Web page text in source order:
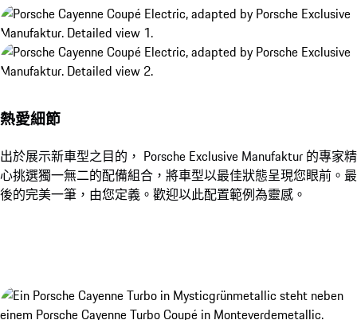
熱愛細節
出於展示新車型之目的， Porsche Exclusive Manufaktur 的專家精
心挑選獨一無二的配備組合，將車型以最佳狀態呈現您眼前。最
後的完美一筆，由您定義。歡迎以此配置範例為靈感。